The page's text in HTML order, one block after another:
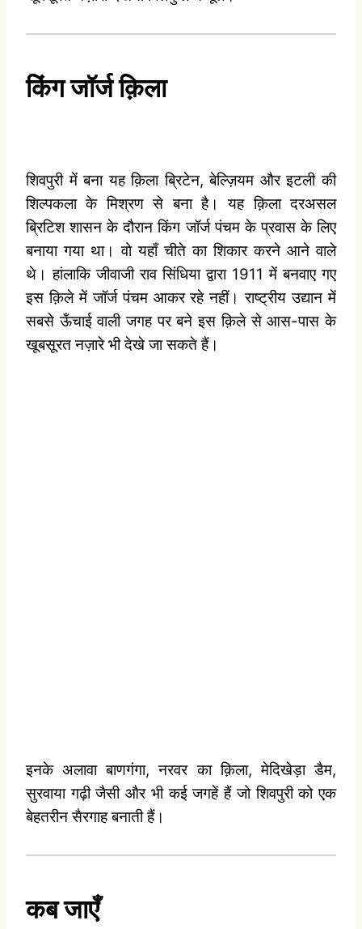
किंगजॉर्जक़िला
शिवपुरी में बना यह क़िला ब्रिटेन, बेल्ज़ियम और इटली की
शिल्पकला के मिश्रण से बना है। यह क़िला दरअसल
ब्रिटिश शासन के दौरान किंग जॉर्ज पंचम के प्रवास के लिए
बनाया गया था। वो यहाँ चीते का शिकार करने आने वाले
थे। हांलाकि जीवाजी राव सिंधिया द्वारा 1911 में बनवाए गए
इस क़िले में जॉर्ज पंचम आकर रहे नहीं। राष्ट्रीय उद्यान में
सबसे ऊँचाई वाली जगह पर बने इस क़िले से आस-पास के
खूबसूरत नज़ारे भी देखे जा सकते हैं।
इनके अलावा बाणगंगा, नरवर का क़िला, मेदिखेड़ा डैम,
सुरवाया गढ़ी जैसी और भी कई जगहें हैं जो शिवपुरी को एक
बेहतरीन सैरगाह बनाती हैं।
कबजाएँ